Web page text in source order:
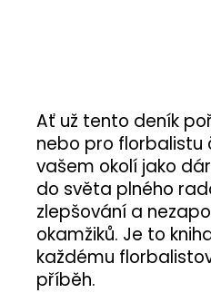
Ať už tento deník
nebo pro florbalistu
vašem okolí jako
do světa plného
zlepšování a
okamžiků. Je to
každému
příběh.